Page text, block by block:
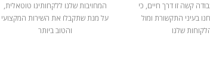
קשה זו דרך חיים, כי
בעיני התקשורת ומול
שלנו
המחויבות שלנו ללקחותינו טוטאלית,
על מנת שתקבלו את השירות המקצועי
והטוב ביותר